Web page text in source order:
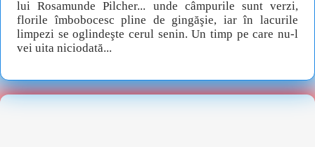
lui Rosamunde Pilcher... unde câmpurile sunt verzi,
florile îmbobocesc pline de gingăşie, iar în lacurile
limpezi se oglindeşte cerul senin. Un timp pe care nu-l
vei uita niciodată...